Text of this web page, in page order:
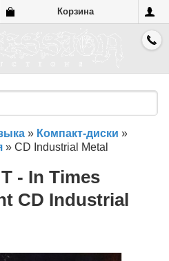
Корзина
» Компакт-диски »
» CD Industrial Metal
- In Times
CD Industrial